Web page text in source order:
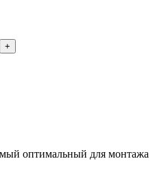
+
оптимальный для монтажа